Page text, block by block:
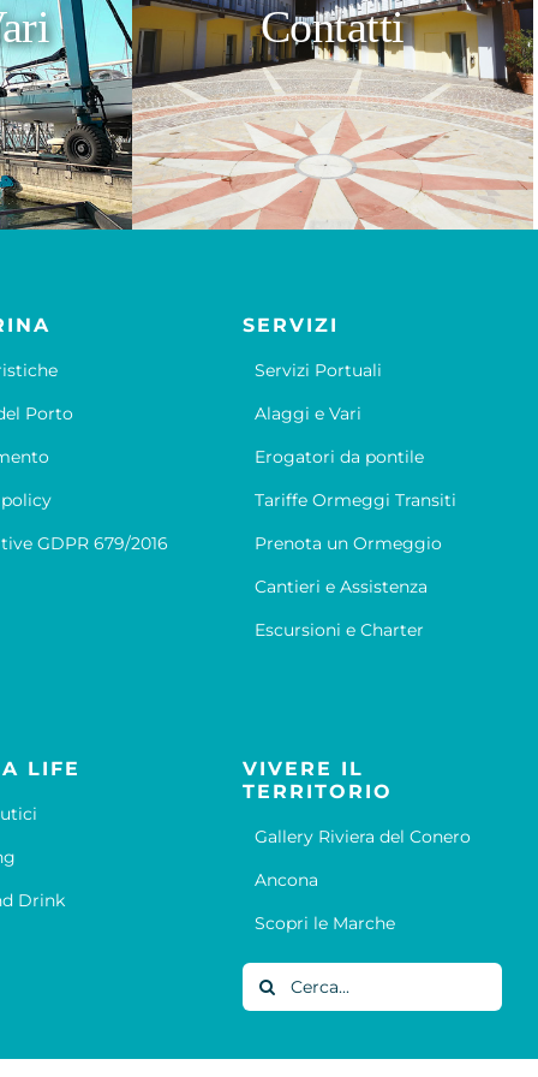
Contatti
Porto
GDPR 679/2016
SERVIZI
Servizi Portuali
Alaggi e Vari
Erogatori da pontile
Tariffe Ormeggi Transiti
Prenota un Ormeggio
Cantieri e Assistenza
Escursioni e Charter
LIFE
Drink
VIVERE IL
TERRITORIO
Gallery Riviera del Conero
Ancona
Scopri le Marche
Cerca
per: